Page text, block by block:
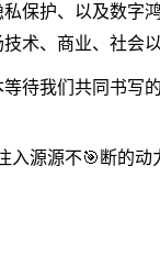
保护、以及数
术、商业、社会
待我们共同书
源源不🎯断的